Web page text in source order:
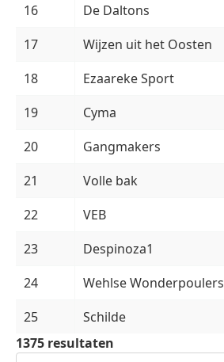
16
De Daltons
17
Wijzen uit het Oosten
18
Ezaareke Sport
19
Cyma
20
Gangmakers
21
Volle bak
22
VEB
23
Despinoza1
24
Wehlse Wonderpoulers
25
Schilde
1375 resultaten